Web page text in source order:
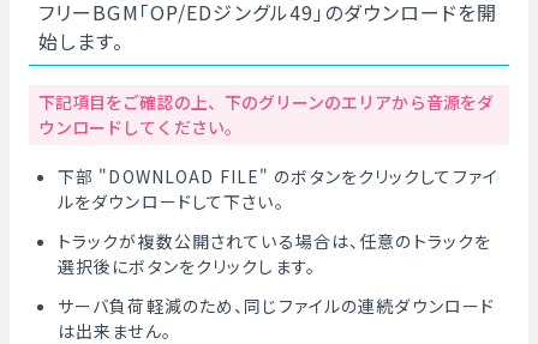
フリーBGM「OP/EDジングル49」のダウンロードを開
始します。
下記項目をご確認の上、下のグリーンのエリアから音源をダ
ウンロードしてください。
下部 "DOWNLOAD FILE" のボタンをクリックしてファイ
ルをダウンロードして下さい。
トラックが複数公開されている場合は、任意のトラックを
選択後にボタンをクリックします。
サーバ負荷軽減のため、同じファイルの連続ダウンロード
は出来ません。